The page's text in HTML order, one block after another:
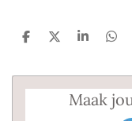
D
e
n
D
l
S
r
e
D
e
n
Maak